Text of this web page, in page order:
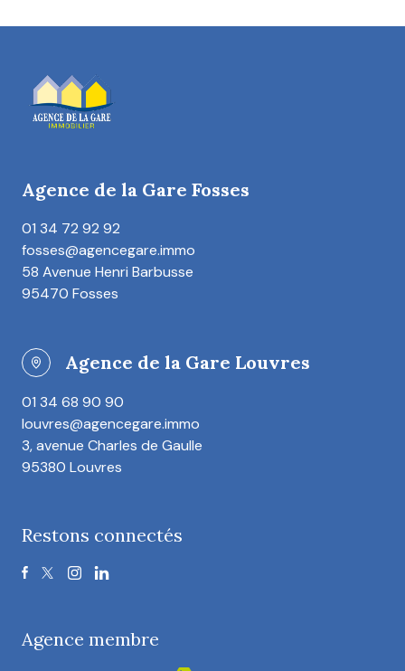
Agence de la Gare Fosses
01 34 72 92 92
fosses@agencegare.immo
58 Avenue Henri Barbusse
95470 Fosses
Agence de la Gare Louvres
01 34 68 90 90
louvres@agencegare.immo
3, avenue Charles de Gaulle
95380 Louvres
Restons connectés
Agence membre